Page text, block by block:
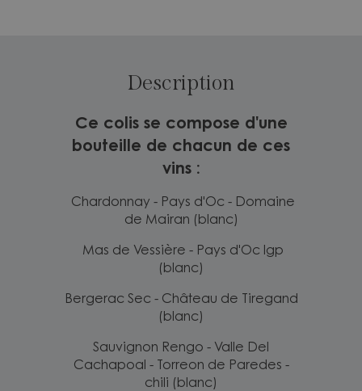
Description
Ce colis se compose d'une
bouteille de chacun de ces
vins :
Chardonnay - Pays d'Oc - Domaine
de Mairan (blanc)
Mas de Vessière - Pays d'Oc Igp
(blanc)
Bergerac Sec - Château de Tiregand
(blanc)
Sauvignon Rengo - Valle Del
Cachapoal - Torreon de Paredes -
chili (blanc)